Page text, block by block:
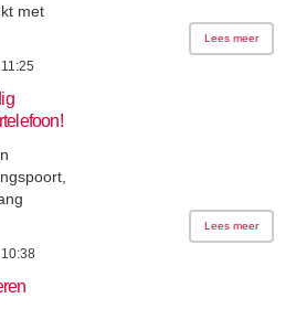
met
Lees meer
Lees meer